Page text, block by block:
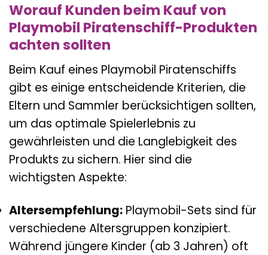
Worauf Kunden beim Kauf von
Playmobil Piratenschiff-Produkten
achten sollten
Beim Kauf eines Playmobil Piratenschiffs
gibt es einige entscheidende Kriterien, die
Eltern und Sammler berücksichtigen sollten,
um das optimale Spielerlebnis zu
gewährleisten und die Langlebigkeit des
Produkts zu sichern. Hier sind die
wichtigsten Aspekte:
Altersempfehlung: Playmobil-Sets sind für
verschiedene Altersgruppen konzipiert.
Während jüngere Kinder (ab 3 Jahren) oft